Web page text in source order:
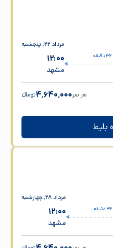
مرداد ۲۲, پنجشنبه
12:00
مشهد
هر نفر۴٬۶۴۰٬۰۰۰تومانء
بلیط
مرداد ۲۸, چهارشنبه
12:00
مشهد